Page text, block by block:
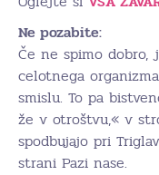
Ne pozabite:
Če ne spimo
celotnega
smislu. To pa
že v otroštvu,« v
spodbujajo pri
strani Pazi nase.